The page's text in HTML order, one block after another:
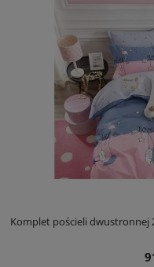
Komplet pościeli dwustronnej